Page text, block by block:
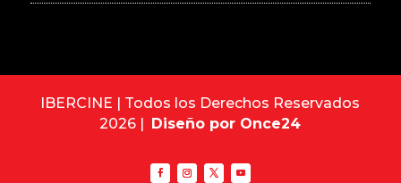
IBERCINE | Todos los Derechos Reservados
2026 | Diseño por Once24